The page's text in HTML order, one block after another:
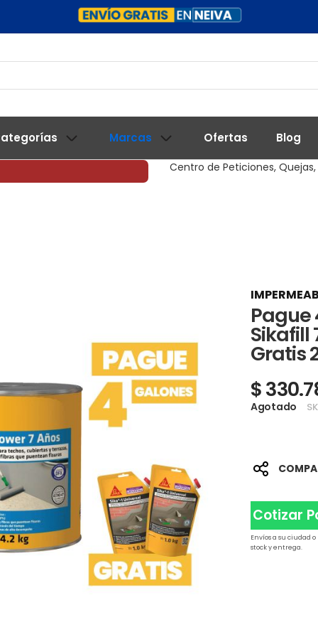
Marcas Ofertas Blog
Centro de Peticiones,
Pague
Sikafill
Gratis
$
Agotado
Cotizar
Envíos a su ciudad
stock y entrega.